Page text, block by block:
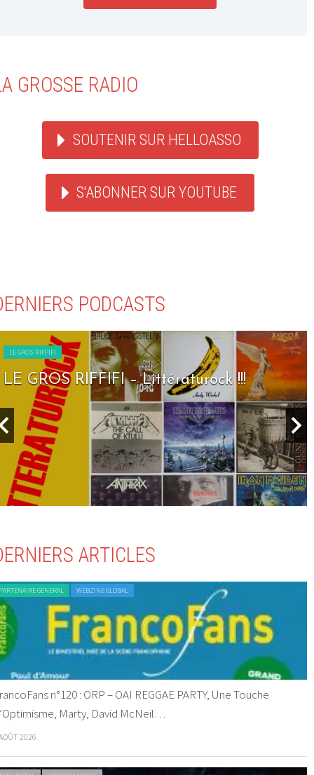
GROSSE RADIO
SOUTENIR SUR HELLOASSO
S'ABONNER SUR YOUTUBE
PODCASTS
LE GROS RIFFIFI
LE GROS RIFFIFI – Littératurock !!!
ARTICLES
GENERAL WEBZINE GLOBAL
n°120 : ORP – OAI REGGAE PARTY, Une Touche
Marty, David McNeil…
2026